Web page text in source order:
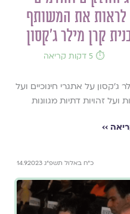
לראות את המשותף
קרן מילר ג'קסון
⏱️ 5 דקות קריאה
ג'קסון על אתגרי חינוכיים ועל
זהויות דתיות מגוונות
››
כ״ח באלול תשפ״ג 14.9.2023